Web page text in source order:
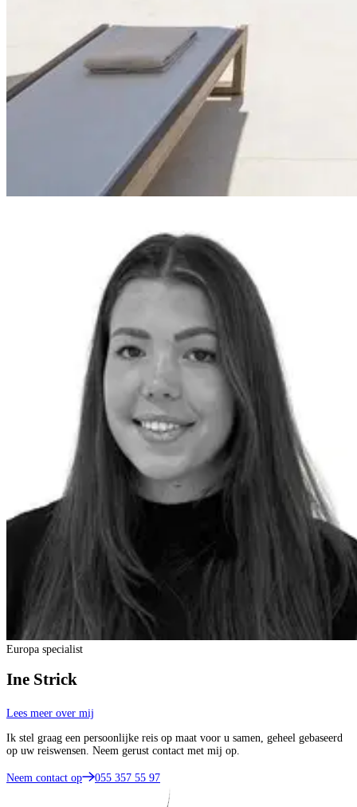
Europa specialist
Ine Strick
Lees meer over mij
Ik stel graag een persoonlijke reis op maat voor u samen, geheel gebaseerd
op uw reiswensen. Neem gerust contact met mij op.
Neem contact op 055 357 55 97